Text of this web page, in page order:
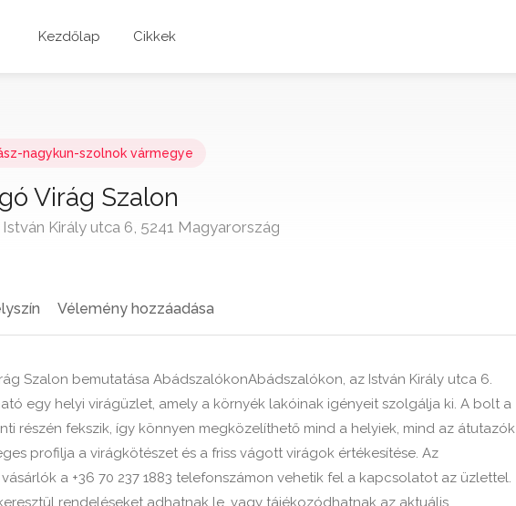
Kezdőlap Cikkek
nagykun-szolnok vármegye
Virág Szalon
Király utca 6, 5241 Magyarország
Vélemény hozzáadása
Szalon bemutatása AbádszalókonAbádszalókon, az István Király utca 6.
egy helyi virágüzlet, amely a környék lakóinak igényeit szolgálja ki. A bolt a
részén fekszik, így könnyen megközelíthető mind a helyiek, mind az átutazók
profilja a virágkötészet és a friss vágott virágok értékesítése. Az
a +36 70 237 1883 telefonszámon vehetik fel a kapcsolatot az üzlettel.
rendeléseket adhatnak le, vagy tájékozódhatnak az aktuális